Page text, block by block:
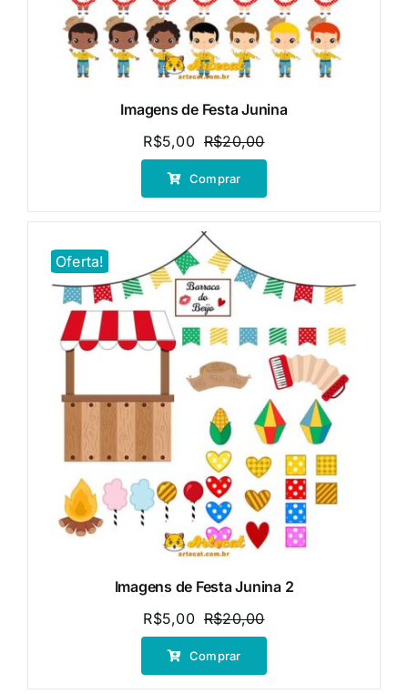
Imagens de Festa Junina
R$20,00O
preço
era:
R$5,00
O
preço
é:
Comprar
Oferta!
Imagens de Festa Junina 2
R$20,00O
preço
era:
R$5,00
O
preço
é:
Comprar